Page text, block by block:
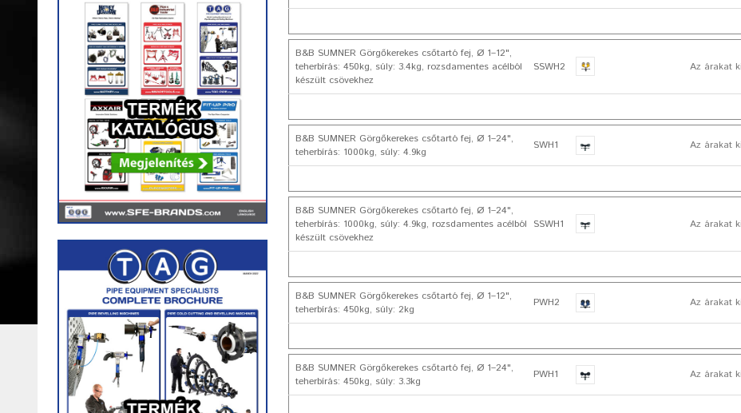
B&B SUMNER Görgőkerekes csőtartó fej, Ø 1–12",
teherbírás: 450kg, súly: 3.4kg, rozsdamentes acélból
készült csövekhez
SSWH2 Az árakat
B&B SUMNER Görgőkerekes csőtartó fej, Ø 1–24",
teherbírás: 1000kg, súly: 4.9kg
SWH1 Az árakat
B&B SUMNER Görgőkerekes csőtartó fej, Ø 1–24",
teherbírás: 1000kg, súly: 4.9kg, rozsdamentes acélból
készült csövekhez
SSWH1 Az árakat
B&B SUMNER Görgőkerekes csőtartó fej, Ø 1–12",
teherbírás: 450kg, súly: 2kg
PWH2 Az árakat
B&B SUMNER Görgőkerekes csőtartó fej, Ø 1–24",
teherbírás: 450kg, súly: 3.3kg
PWH1 Az árakat